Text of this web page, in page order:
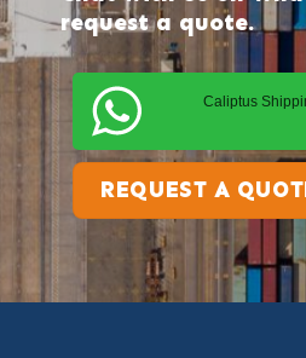
request a quote.
Caliptus
REQUEST A